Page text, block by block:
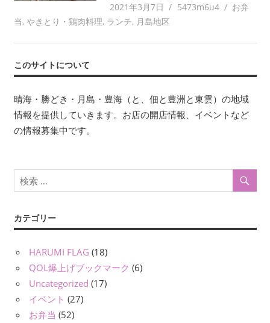
2021年3月7日 5473m6u4
お弁
当, やきとり・鶏肉料理, ランチ, 月島地区
このサイトについて
晴海・勝どき・月島・豊海（と、佃と豊洲と東雲）の地域
情報を提供していきます。お店の開店情報、イベントなど
の情報募集中です。
カテゴリー
HARUMI FLAG (18)
QOL爆上げブックマーク (6)
Uncategorized (17)
イベント (27)
お弁当 (52)